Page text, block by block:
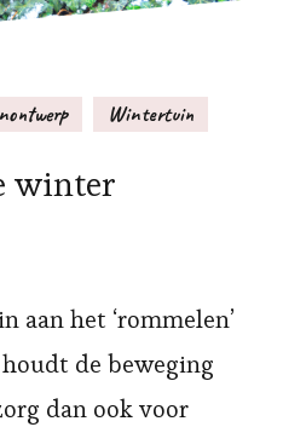
Wintertuin
winter
aan het ‘rommelen’
de beweging
dan ook voor